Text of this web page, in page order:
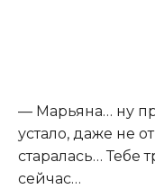
— Марьяна… ну
устало, даже не
старалась… Тебе
сейчас…